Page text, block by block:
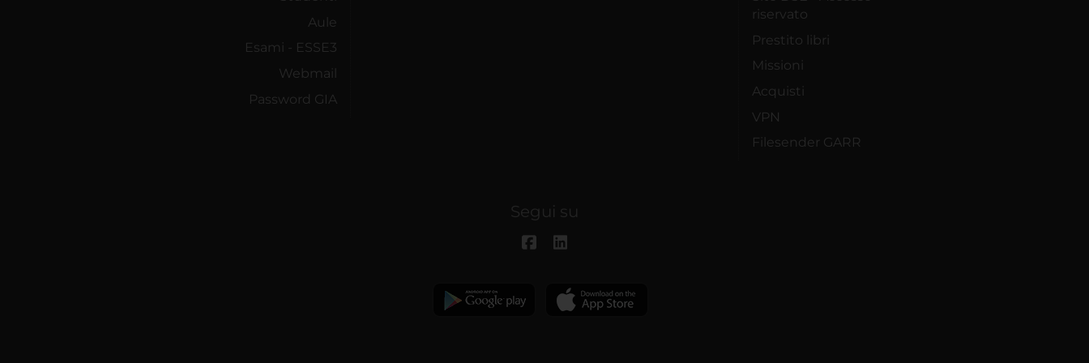
Aule
Esami - ESSE3
Webmail
Password GIA
riservato
Prestito libri
Missioni
Acquisti
VPN
Filesender GARR
Segui su